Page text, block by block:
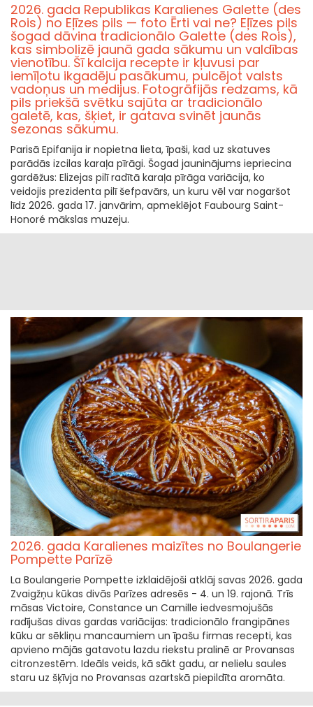
2026. gada Republikas Karalienes Galette (des
Rois) no Eļīzes pils — foto Ērti vai ne? Eļīzes pils
šogad dāvina tradicionālo Galette (des Rois),
kas simbolizē jaunā gada sākumu un valdības
vienotību. Šī kalcija recepte ir kļuvusi par
iemīļotu ikgadēju pasākumu, pulcējot valsts
vadoņus un medijus. Fotogrāfijās redzams, kā
pils priekšā svētku sajūta ar tradicionālo
galetē, kas, šķiet, ir gatava svinēt jaunās
sezonas sākumu.
Parisā Epifanija ir nopietna lieta, īpaši, kad uz skatuves
parādās izcilas karaļa pīrāgi. Šogad jauninājums iepriecina
gardēžus: Elizejas pilī radītā karaļa pīrāga variācija, ko
veidojis prezidenta pilī šefpavārs, un kuru vēl var nogaršot
līdz 2026. gada 17. janvārim, apmeklējot Faubourg Saint-
Honoré mākslas muzeju.
2026. gada Karalienes maizītes no Boulangerie
Pompette Parīzē
La Boulangerie Pompette izklaidējoši atklāj savas 2026. gada
Zvaigžņu kūkas divās Parīzes adresēs - 4. un 19. rajonā. Trīs
māsas Victoire, Constance un Camille iedvesmojušās
radījušas divas gardas variācijas: tradicionālo frangipānes
kūku ar sēkliņu mancaumiem un īpašu firmas recepti, kas
apvieno mājās gatavotu lazdu riekstu pralinē ar Provansas
citronzestēm. Ideāls veids, kā sākt gadu, ar nelielu saules
staru uz šķīvja no Provansas azartskā piepildīta aromāta.